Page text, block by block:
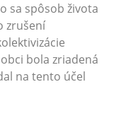
sa spôsob života
zrušení
bola zriadená
na tento účel